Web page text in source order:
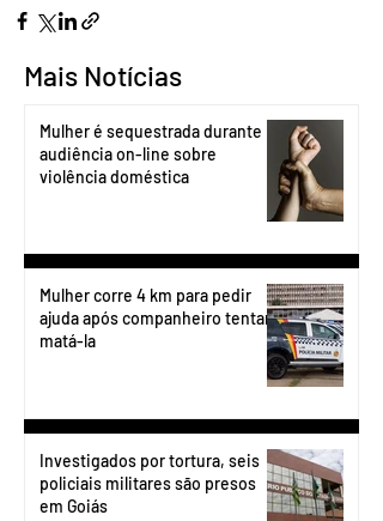
Mais Notícias
Mulher é sequestrada durante
audiência on-line sobre
violência doméstica
Mulher corre 4 km para pedir
ajuda após companheiro tentar
matá-la
Investigados por tortura, seis
policiais militares são presos
em Goiás